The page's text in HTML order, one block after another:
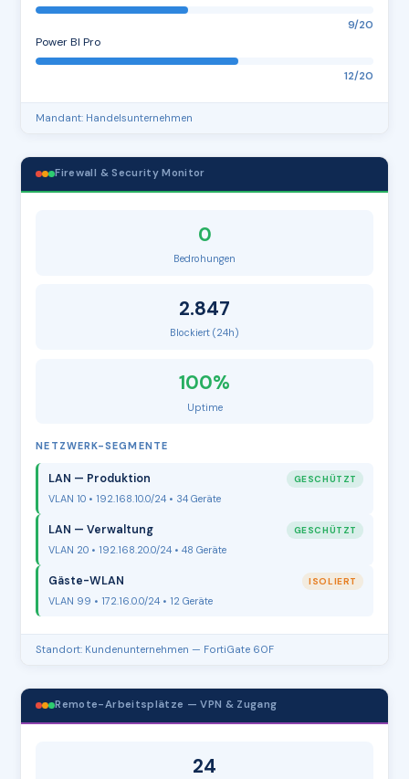
9/20
Power BI Pro
12/20
Mandant: Handelsunternehmen
Firewall & Security Monitor
0
Bedrohungen
2.847
Blockiert (24h)
100%
Uptime
NETZWERK-SEGMENTE
LAN — Produktion GESCHÜTZT
VLAN 10 • 192.168.10.0/24 • 34 Geräte
LAN — Verwaltung GESCHÜTZT
VLAN 20 • 192.168.20.0/24 • 48 Geräte
Gäste-WLAN ISOLIERT
VLAN 99 • 172.16.0.0/24 • 12 Geräte
Standort: Kundenunternehmen — FortiGate 60F
Remote-Arbeitsplätze — VPN & Zugang
24